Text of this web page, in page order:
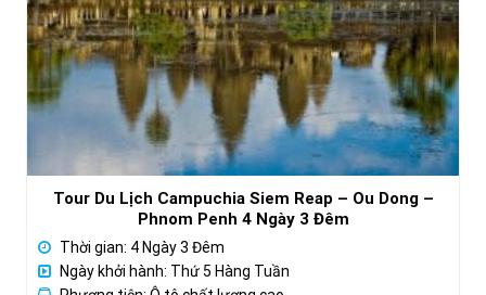
Tour Du Lịch Campuchia Siem Reap – Ou Dong –
Phnom Penh 4 Ngày 3 Đêm
Thời gian: 4 Ngày 3 Đêm
Ngày khởi hành: Thứ 5 Hàng Tuần